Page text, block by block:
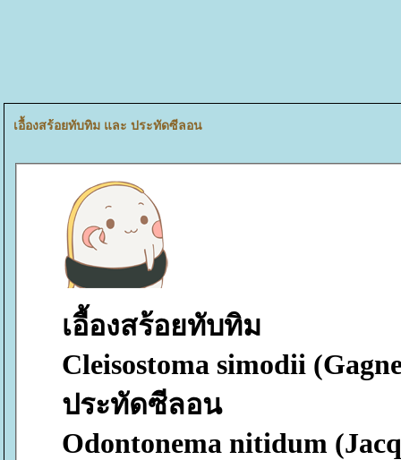
เอื้องสร้อยทับทิม และ ประทัดซีลอน
เอื้องสร้อยทับทิม
Cleisostoma simodii
ประทัดซีลอน
Odontonema nitidum